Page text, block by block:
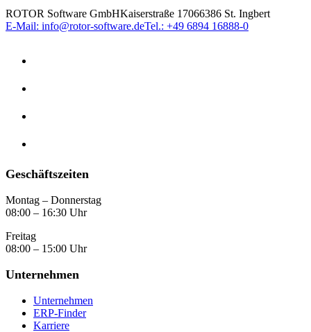
ROTOR Software GmbHKaiserstraße 17066386 St. Ingbert
E-Mail: info@rotor-software.deTel.: +49 6894 16888-0
Geschäftszeiten
Montag – Donnerstag
08:00 – 16:30 Uhr
Freitag
08:00 – 15:00 Uhr
Unternehmen
Unternehmen
ERP-Finder
Karriere